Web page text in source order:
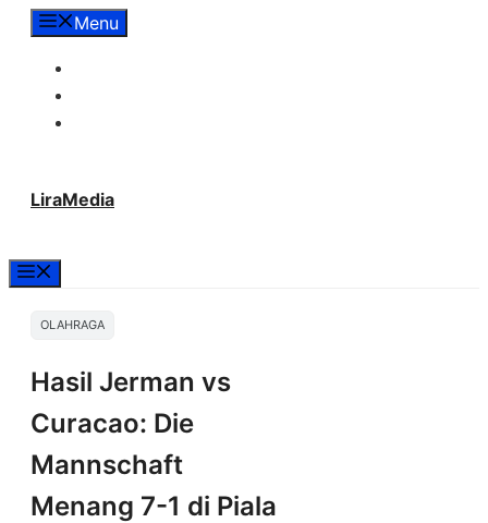
LangsungMenu
LiraMedia
OLAHRAGA
Hasil Jerman vs
Curacao: Die
Mannschaft
Menang 7-1 di Piala